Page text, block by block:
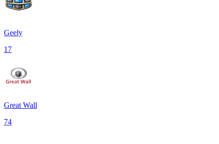
Geely
17
Great Wall
74